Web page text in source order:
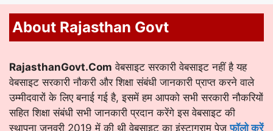
About Rajasthan Govt
RajasthanGovt.Com वेबसाइट सरकारी वेबसाइट नहीं है यह
वेबसाइट सरकारी नौकरी और शिक्षा संबंधी जानकारी प्राप्त करने वाले
उम्मीदवारों के लिए बनाई गई है, इसमें हम आपको सभी सरकारी नौकरियों
सहित शिक्षा संबंधी सभी जानकारी प्रदान करेंगे इस वेबसाइट की
स्थापना जनवरी 2019 में की थी वेबसाइट का इंस्टाग्राम पेजफॉलो करें